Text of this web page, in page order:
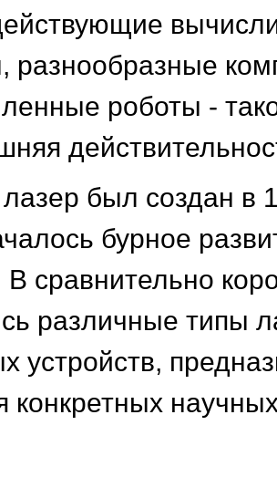
разнообразные
роботы -
был создан в
бурное
В сравнительно
различные типы
устройств,
конкретных